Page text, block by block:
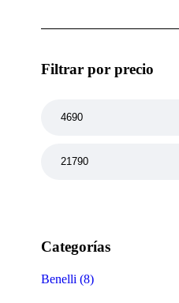
Filtrar por precio
Categorías
Benelli (8)